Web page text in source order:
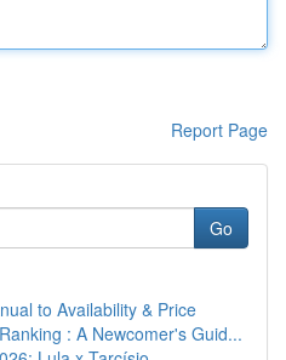
Report Page
Go
to Availability & Price
: A Newcomer's Guid...